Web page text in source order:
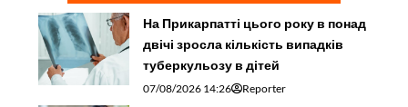
На Прикарпатті цього року в понад
двічі зросла кількість випадків
туберкульозу в дітей
07/08/2026 14:26 Reporter